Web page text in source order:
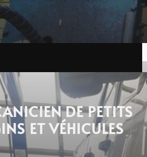
DE PETITS
ET VÉHICULES